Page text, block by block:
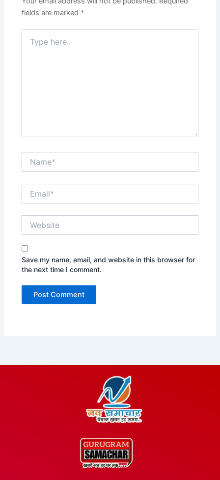
fields are marked *
here..
Save my name, email, and website in this browser for
the next time I comment.